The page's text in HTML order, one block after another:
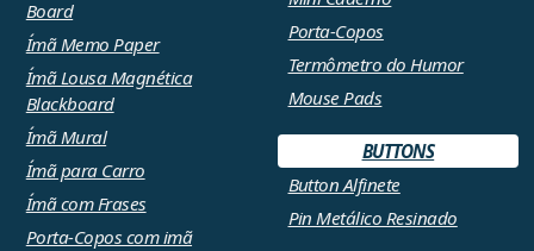
Board
Ímã Memo Paper
Ímã Lousa Magnética
Blackboard
Ímã Mural
Ímã para Carro
Ímã com Frases
Porta-Copos com imã
Porta-Copos
Termômetro do Humor
Mouse Pads
BUTTONS
Button Alfinete
Pin Metálico Resinado